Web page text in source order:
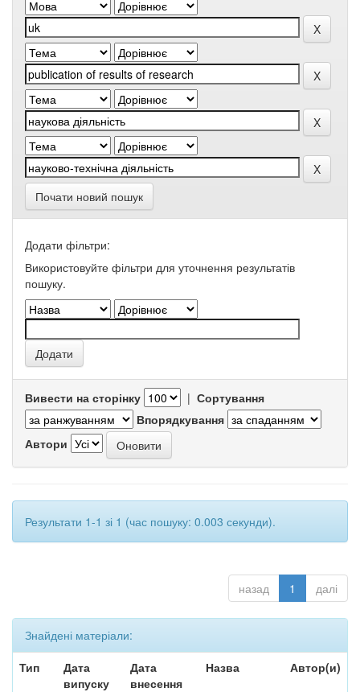
Почати новий пошук
Додати фільтри:
Використовуйте фільтри для уточнення результатів
пошуку.
Вивести на сторінку | Сортування
Впорядкування
Автори
Результати 1-1 зі 1 (час пошуку: 0.003 секунди).
назад 1 далі
Знайдені матеріали:
Тип
Дата
випуску
Дата
внесення
Назва Автор(и)